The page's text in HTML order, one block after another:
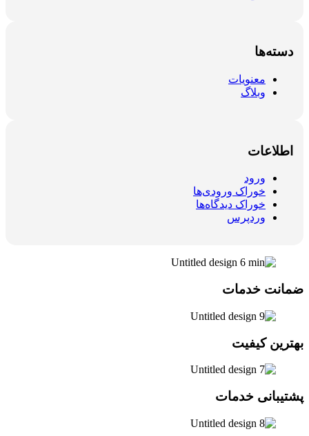
دسته‌ها
معنویات
وبلاگ
اطلاعات
ورود
خوراک ورودی‌ها
خوراک دیدگاه‌ها
وردپرس
ضمانت خدمات
بهترین کیفیت
پشتیبانی خدمات